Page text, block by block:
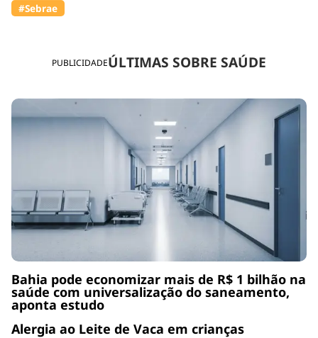
PUBLICIDADEÚLTIMAS SOBRE SAÚDE
Bahia pode economizar mais de R$ 1 bilhão na
saúde com universalização do saneamento,
aponta estudo
Alergia ao Leite de Vaca em crianças
#Sebrae